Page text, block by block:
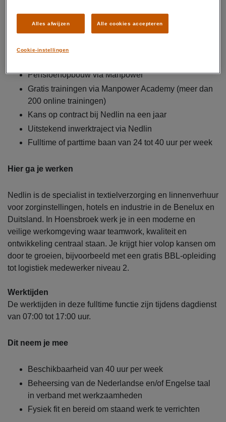
Toeslag van 45% na 20.00 uur
Eindejaarstoeslag van 5,33%
Pensioenopbouw via Manpower
Gratis trainingen via Manpower Academy (meer dan
200 online trainingen)
Kans op contract bij Nedlin na een jaar
Uitstekend inwerktraject via Nedlin
Fulltime of parttime baan van 24 tot 40 uur per week
Hier ga je werken
Nedlin is de specialist in textielverzorging en linnenverhuur
voor zorginstellingen, hotels en industrie in de Benelux en
Duitsland. In Hoensbroek werk je in een moderne en
veilige werkomgeving waar teamwork, kwaliteit en
ontwikkeling centraal staan. Je krijgt hier volop kansen om
door te groeien, bijvoorbeeld met een gratis BBL-opleiding
tot logistiek medewerker niveau 2.
Werktijden
De werktijden in deze fulltime functie zijn tijdens dagdienst
van 07:00 tot 17:00 uur.
Dit neem je mee
Beschikbaarheid van 40 uur per week
Beheersing van de Nederlandse en/of Engelse taal
in verband met werkzaamheden
Fysiek fit en bereid om staand werk te verrichten
Cookie-instellingen
Alles afwijzen Alle cookies accepteren